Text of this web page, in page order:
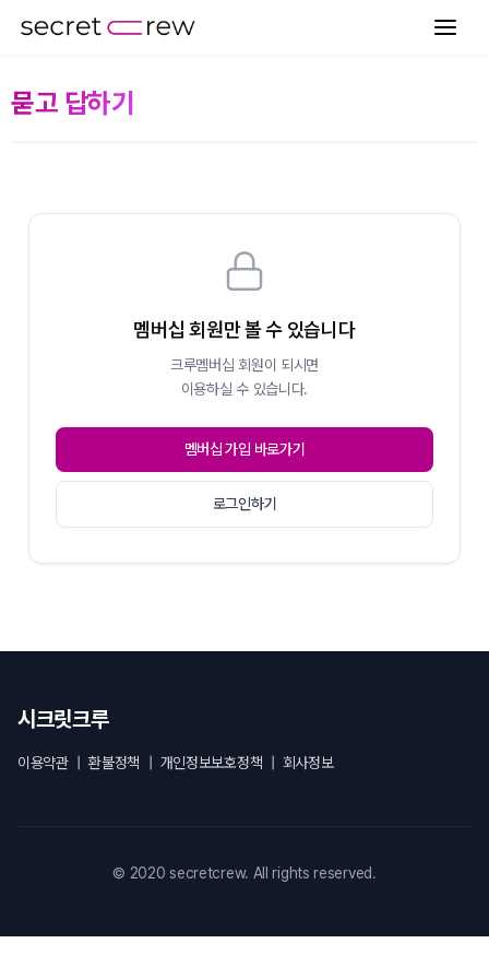
묻고 답하기
멤버십 회원만 볼 수 있습니다
크루멤버십 회원이 되시면
이용하실 수 있습니다.
멤버십 가입 바로가기
로그인하기
시크릿크루
이용약관|환불정책 개인정보보호정책 회사정보
© 2020 secretcrew. All rights reserved.